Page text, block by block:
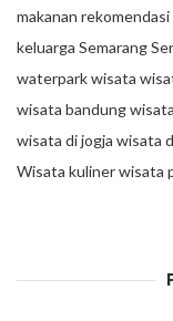
makanan
keluarga Semarang
waterparkwisata
wisata bandung
wisata di jogja wisata
Wisata kulinerwisata